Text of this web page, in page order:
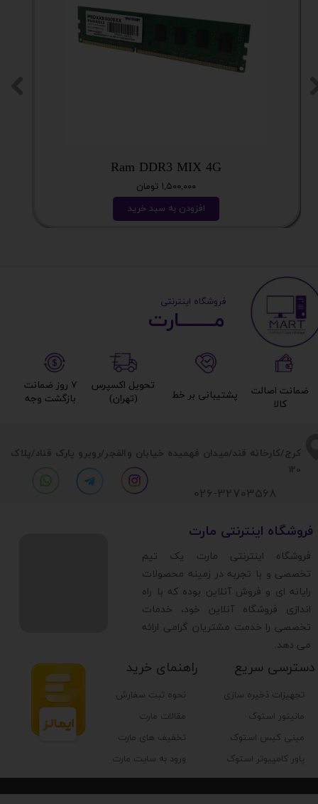
Ram DDR3 MIX 4G
۱,۵۰۰,۰۰۰ تومان
افزودن به سبد خرید
​​کرج/کارخانه قند/میدان فهمیده خیابان والفجر/روبرو پارک قناد/پلاک
120
تجهیزات ذخیره سازی
مانیتور استوک
مینی کیس استوک
پاور کامپیوتر استوک
دسترسی سریع راهنمای خرید
نحوه ثبت سفارش
مقالات مارت
تخفیف های مارت
ورود به سایت مارت
​فروشگاه اینترنتی مارت
​فروشگاه اینترنتی مارت یک تیم
تخصصی و با تجربه در زمینه محصولات
رایانه ای و فروش آنلاین بوده که با راه
اندازی فروشگاه آنلاین خود، خدمات
تخصصی را خدمت مشتریان گرامی ارائه
می دهد.
026-32703568
مــــــــارت​​​​​​
​ ​فروشگاه اینترنتی
۷ روز ضمانت
بازگشت وجه​​​​​​​
تحویل اکسپرس
(تهران)​​​​​​​
پشتیبانی بر خط​​​​​​​
ضمانت اصالت
کالا​​​​​​​